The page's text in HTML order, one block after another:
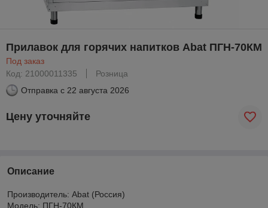
Прилавок для горячих напитков Abat ПГН-70КМ
Под заказ
Код: 21000011335
Розница
Отправка с 22 августа 2026
Цену уточняйте
Описание
Производитель: Abat (Россия)
Модель: ПГН-70КМ